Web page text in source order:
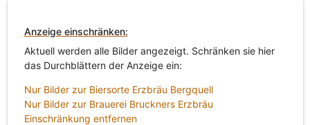
Anzeige einschränken:
Aktuell werden alle Bilder angezeigt. Schränken sie hier
das Durchblättern der Anzeige ein:
Nur Bilder zur Biersorte Erzbräu Bergquell
Nur Bilder zur Brauerei Bruckners Erzbräu
Einschränkung entfernen